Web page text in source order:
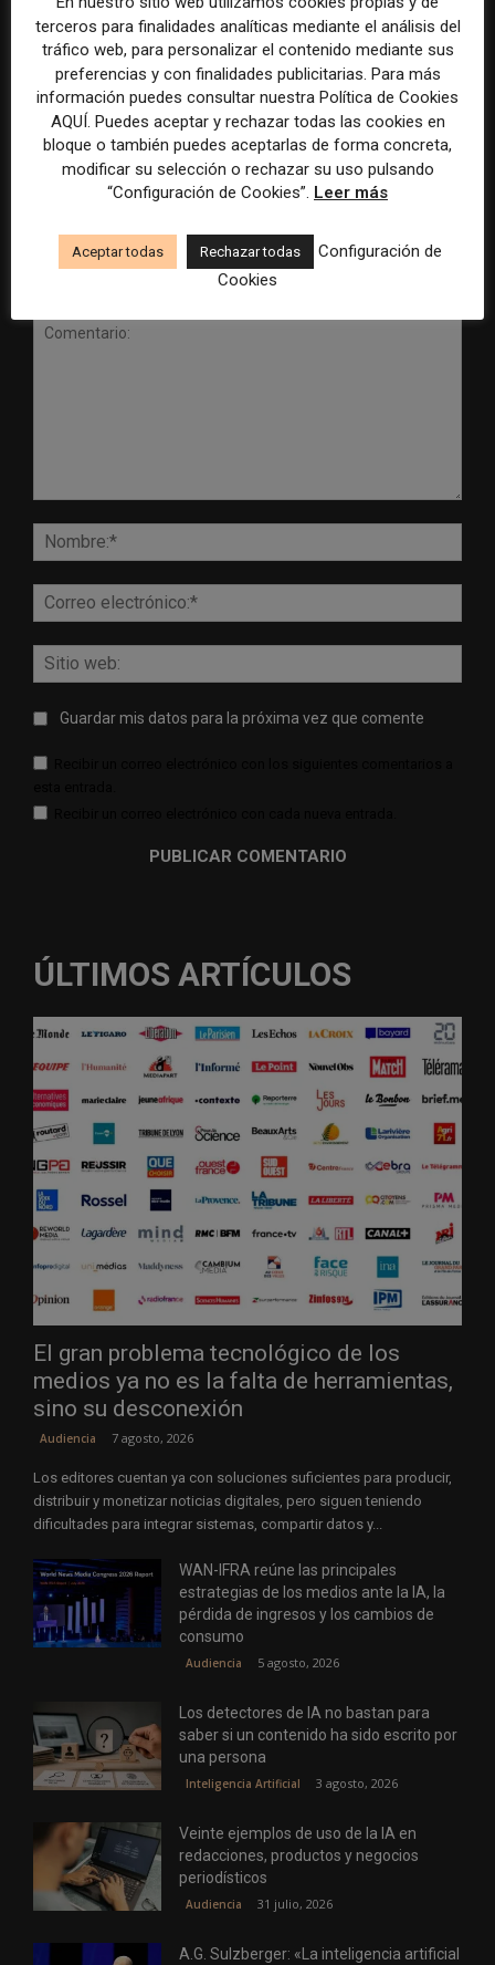
Radio Televisión Madrid
establece un sistema de
control para el uso de la
inteligencia artificial
ADEPA crea un premio
especial para la mejor
cobertura periodística del
Mundial 2026
DEJA UNA RESPUESTA
Guardar mis datos para la próxima vez que comente
ÚLTIMOS ARTÍCULOS
El gran problema tecnológico de los
medios ya no es la falta de herramientas,
sino su desconexión
Audiencia 7 agosto, 2026
Los editores cuentan ya con soluciones suficientes para producir,
distribuir y monetizar noticias digitales, pero siguen teniendo
dificultades para integrar sistemas, compartir datos y...
WAN-IFRA reúne las principales
estrategias de los medios ante la IA, la
pérdida de ingresos y los cambios de
consumo
Audiencia 5 agosto, 2026
Los detectores de IA no bastan para
saber si un contenido ha sido escrito por
una persona
Inteligencia Artificial 3 agosto, 2026
Veinte ejemplos de uso de la IA en
redacciones, productos y negocios
periodísticos
Audiencia 31 julio, 2026
A.G. Sulzberger: «La inteligencia artificial
terceros para finalidades analíticas mediante el análisis del
tráfico web, para personalizar el contenido mediante sus
preferencias y con finalidades publicitarias. Para más
información puedes consultar nuestra Política de Cookies
AQUÍ. Puedes aceptar y rechazar todas las cookies en
bloque o también puedes aceptarlas de forma concreta,
modificar su selección o rechazar su uso pulsando
“Configuración de Cookies”. Leer más
Aceptar todas Rechazar todas
Configuración de
Cookies